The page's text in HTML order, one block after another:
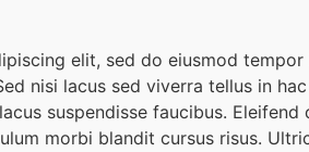
elit, sed do eiusmod
nisi lacus sed viverra tellus in
suspendisse faucibus. Eleifend
morbi blandit cursus risus.